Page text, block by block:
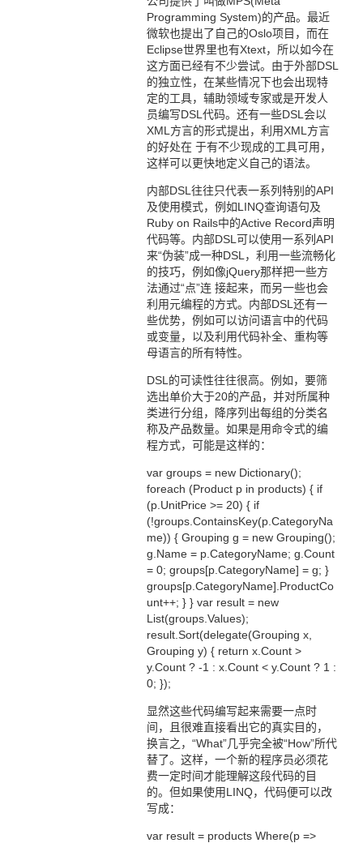
Programming System)的产品。最近
微软也提出了自己的Oslo项目，而在
Eclipse世界里也有Xtext，所以如今在
这方面已经有不少尝试。由于外部DSL
的独立性，在某些情况下也会出现特
定的工具，辅助领域专家或是开发人
员编写DSL代码。还有一些DSL会以
XML方言的形式提出，利用XML方言
的好处在 于有不少现成的工具可用，
这样可以更快地定义自己的语法。
内部DSL往往只代表一系列特别的API
及使用模式，例如LINQ查询语句及
Ruby on Rails中的Active Record声明
代码等。内部DSL可以使用一系列API
来“伪装”成一种DSL，利用一些流畅化
的技巧，例如像jQuery那样把一些方
法通过“点”连 接起来，而另一些也会
利用元编程的方式。内部DSL还有一
些优势，例如可以访问语言中的代码
或变量，以及利用代码补全、重构等
母语言的所有特性。
DSL的可读性往往很高。例如，要筛
选出单价大于20的产品，并对所属种
类进行分组，降序列出每组的分类名
称及产品数量。如果是用命令式的编
程方式，可能是这样的：
var groups = new Dictionary();
foreach (Product p in products) { if
(p.UnitPrice >= 20) { if
(!groups.ContainsKey(p.CategoryNa
me)) { Grouping g = new Grouping();
g.Name = p.CategoryName; g.Count
= 0; groups[p.CategoryName] = g; }
groups[p.CategoryName].ProductCo
unt++; } } var result = new
List(groups.Values);
result.Sort(delegate(Grouping x,
Grouping y) { return x.Count >
y.Count ? -1 : x.Count < y.Count ? 1 :
0; });
显然这些代码编写起来需要一点时
间，且很难直接看出它的真实目的，
换言之，“What”几乎完全被“How”所代
替了。这样，一个新的程序员必须花
费一定时间才能理解这段代码的目
的。但如果使用LINQ，代码便可以改
写成：
var result = products Where(p =>